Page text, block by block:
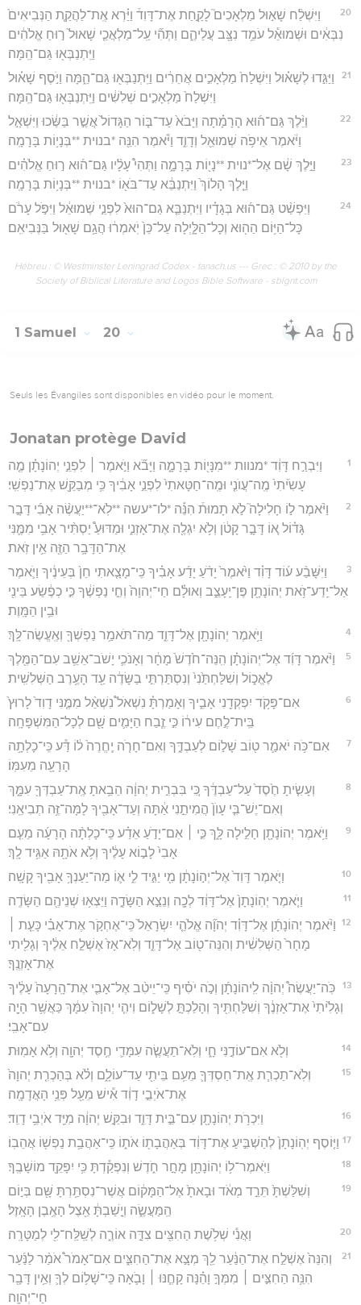
20
וַיִּשְׁלַ֨ח שָׁא֣וּל מַלְאָכִים֮ לָקַ֣חַת אֶת־דָּוִד֒ וַיַּ֗רְא אֶֽת־לַהֲקַ֤ת הַנְּבִיאִים֙
נִבְּאִ֔ים וּשְׁמוּאֵ֕ל עֹמֵ֥ד נִצָּ֖ב עֲלֵיהֶ֑ם וַתְּהִ֞י עַֽל־מַלְאֲכֵ֤י שָׁאוּל֙ ר֣וּחַ אֱלֹהִ֔ים
וַיִּֽתְנַבְּא֖וּ גַּם־הֵֽמָּה׃
21
וַיַּגִּ֣דוּ לְשָׁא֗וּל וַיִּשְׁלַח֙ מַלְאָכִ֣ים אֲחֵרִ֔ים וַיִּֽתְנַבְּא֖וּ גַּם־הֵ֑מָּה וַיֹּ֣סֶף שָׁא֗וּל
וַיִּשְׁלַח֙ מַלְאָכִ֣ים שְׁלִשִׁ֔ים וַיִּֽתְנַבְּא֖וּ גַּם־הֵֽמָּה׃
22
וַיֵּ֨לֶךְ גַּם־ה֜וּא הָרָמָ֗תָה וַיָּבֹא֙ עַד־בּ֤וֹר הַגָּדוֹל֙ אֲשֶׁ֣ר בַּשֶּׂ֔כוּ וַיִּשְׁאַ֣ל
וַיֹּ֔אמֶר אֵיפֹ֥ה שְׁמוּאֵ֖ל וְדָוִ֑ד וַיֹּ֕אמֶר הִנֵּ֖ה *בנוית **בְּנָי֥וֹת בָּרָמָֽה׃
23
וַיֵּ֣לֶךְ שָׁ֔ם אֶל־*נוית **נָי֖וֹת בָּרָמָ֑ה וַתְּהִי֩ עָלָ֨יו גַּם־ה֜וּא ר֣וּחַ אֱלֹהִ֗ים
וַיֵּ֤לֶךְ הָלוֹךְ֙ וַיִּתְנַבֵּ֔א עַד־בֹּא֖וֹ *בנוית **בְּנָי֥וֹת בָּרָמָֽה׃
24
וַיִּפְשַׁ֨ט גַּם־ה֜וּא בְּגָדָ֗יו וַיִּתְנַבֵּ֤א גַם־הוּא֙ לִפְנֵ֣י שְׁמוּאֵ֔ל וַיִּפֹּ֣ל עָרֹ֔ם
כָּל־הַיּ֥וֹם הַה֖וּא וְכָל־הַלָּ֑יְלָה עַל־כֵּן֙ יֹֽאמְר֔וּ הֲגַ֥ם שָׁא֖וּל בַּנְּבִיאִֽם׃
Hébreu : © Westminster Leningrad Codex - tanach.us --- Grec : © 2010 by the
Society of Biblical Literature and Logos Bible Software - sblgnt.com
1 Samuel 20
Seuls les Évangiles sont disponibles en vidéo pour le moment.
Jonatan protège David
1
וַיִּבְרַ֣ח דָּוִ֔ד *מנוות **מִנָּי֖וֹת בָּרָמָ֑ה וַיָּבֹ֞א וַיֹּ֣אמֶר ׀ לִפְנֵ֣י יְהוֹנָתָ֗ן מֶ֤ה
עָשִׂ֙יתִי֙ מֶֽה־עֲוֺנִ֤י וּמֶֽה־חַטָּאתִי֙ לִפְנֵ֣י אָבִ֔יךָ כִּ֥י מְבַקֵּ֖שׁ אֶת־נַפְשִֽׁי׃
2
וַיֹּ֨אמֶר ל֣וֹ חָלִילָה֮ לֹ֣א תָמוּת֒ הִנֵּ֡ה *לו־*עשה **לֹֽא־**יַעֲשֶׂ֨ה אָבִ֜י דָּבָ֣ר
גָּד֗וֹל א֚וֹ דָּבָ֣ר קָטֹ֔ן וְלֹ֥א יִגְלֶ֖ה אֶת־אָזְנִ֑י וּמַדּוּעַ֩ יַסְתִּ֨יר אָבִ֥י מִמֶּ֛נִּי
אֶת־הַדָּבָ֥ר הַזֶּ֖ה אֵ֥ין זֹֽאת׃
3
וַיִּשָּׁבַ֨ע ע֜וֹד דָּוִ֗ד וַיֹּ֙אמֶר֙ יָדֹ֨עַ יָדַ֜ע אָבִ֗יךָ כִּֽי־מָצָ֤אתִי חֵן֙ בְּעֵינֶ֔יךָ וַיֹּ֛אמֶר
אַל־יֵֽדַע־זֹ֥את יְהוֹנָתָ֖ן פֶּן־יֵֽעָצֵ֑ב וְאוּלָ֗ם חַי־יְהוָה֙ וְחֵ֣י נַפְשֶׁ֔ךָ כִּ֣י כְפֶ֔שַׂע בֵּינִ֖י
וּבֵ֥ין הַמָּֽוֶת׃
4 וַיֹּ֥אמֶר יְהוֹנָתָ֖ן אֶל־דָּוִ֑ד מַה־תֹּאמַ֥ר נַפְשְׁךָ֖ וְאֶֽעֱשֶׂה־לָּֽךְ׃
5
וַיֹּ֨אמֶר דָּוִ֜ד אֶל־יְהוֹנָתָ֗ן הִֽנֵּה־חֹ֙דֶשׁ֙ מָחָ֔ר וְאָנֹכִ֛י יָשֹׁב־אֵשֵׁ֥ב עִם־הַמֶּ֖לֶךְ
לֶאֱכ֑וֹל וְשִׁלַּחְתַּ֙נִי֙ וְנִסְתַּרְתִּ֣י בַשָּׂדֶ֔ה עַ֖ד הָעֶ֥רֶב הַשְּׁלִשִֽׁית׃
6
אִם־פָּקֹ֥ד יִפְקְדֵ֖נִי אָבִ֑יךָ וְאָמַרְתָּ֗ נִשְׁאֹל֩ נִשְׁאַ֨ל מִמֶּ֤נִּי דָוִד֙ לָרוּץ֙
בֵּֽית־לֶ֣חֶם עִיר֔וֹ כִּ֣י זֶ֧בַח הַיָּמִ֛ים שָׁ֖ם לְכָל־הַמִּשְׁפָּחָֽה׃
7
אִם־כֹּ֥ה יֹאמַ֛ר ט֖וֹב שָׁל֣וֹם לְעַבְדֶּ֑ךָ וְאִם־חָרֹ֤ה יֶֽחֱרֶה֙ ל֔וֹ דַּ֕ע כִּֽי־כָלְתָ֥ה
הָרָעָ֖ה מֵעִמּֽוֹ׃
8
וְעָשִׂ֤יתָ חֶ֙סֶד֙ עַל־עַבְדֶּ֔ךָ כִּ֚י בִּבְרִ֣ית יְהוָ֔ה הֵבֵ֥אתָ אֶֽת־עַבְדְּךָ֖ עִמָּ֑ךְ
וְאִם־יֶשׁ־בִּ֤י עָוֺן֙ הֲמִיתֵ֣נִי אַ֔תָּה וְעַד־אָבִ֖יךָ לָמָּה־זֶּ֥ה תְבִיאֵֽנִי׃
9
וַיֹּ֥אמֶר יְהוֹנָתָ֖ן חָלִ֣ילָה לָּ֑ךְ כִּ֣י ׀ אִם־יָדֹ֣עַ אֵדַ֗ע כִּֽי־כָלְתָ֨ה הָרָעָ֜ה מֵעִ֤ם
אָבִי֙ לָב֣וֹא עָלֶ֔יךָ וְלֹ֥א אֹתָ֖הּ אַגִּ֥יד לָֽךְ׃
10 וַיֹּ֤אמֶר דָּוִד֙ אֶל־יְה֣וֹנָתָ֔ן מִ֖י יַגִּ֣יד לִ֑י א֛וֹ מַה־יַּעַנְךָ֥ אָבִ֖יךָ קָשָֽׁה׃
11 וַיֹּ֤אמֶר יְהֽוֹנָתָן֙ אֶל־דָּוִ֔ד לְכָ֖ה וְנֵצֵ֣א הַשָּׂדֶ֑ה וַיֵּצְא֥וּ שְׁנֵיהֶ֖ם הַשָּׂדֶֽה׃
12
וַיֹּ֨אמֶר יְהוֹנָתָ֜ן אֶל־דָּוִ֗ד יְהוָ֞ה אֱלֹהֵ֤י יִשְׂרָאֵל֙ כִּֽי־אֶחְקֹ֣ר אֶת־אָבִ֗י כָּעֵ֤ת ׀
מָחָר֙ הַשְּׁלִשִׁ֔ית וְהִנֵּה־ט֖וֹב אֶל־דָּוִ֑ד וְלֹֽא־אָז֙ אֶשְׁלַ֣ח אֵלֶ֔יךָ וְגָלִ֖יתִי
אֶת־אָזְנֶֽךָ׃
13
כֹּֽה־יַעֲשֶׂה֩ יְהוָ֨ה לִֽיהוֹנָתָ֜ן וְכֹ֣ה יֹסִ֗יף כִּֽי־יֵיטִ֨ב אֶל־אָבִ֤י אֶת־הָֽרָעָה֙ עָלֶ֔יךָ
וְגָלִ֙יתִי֙ אֶת־אָזְנֶ֔ךָ וְשִׁלַּחְתִּ֖יךָ וְהָלַכְתָּ֣ לְשָׁל֑וֹם וִיהִ֤י יְהוָה֙ עִמָּ֔ךְ כַּאֲשֶׁ֥ר הָיָ֖ה
עִם־אָבִֽי׃
14 וְלֹ֖א אִם־עוֹדֶ֣נִּי חָ֑י וְלֹֽא־תַעֲשֶׂ֧ה עִמָּדִ֛י חֶ֥סֶד יְהוָ֖ה וְלֹ֥א אָמֽוּת׃
15
וְלֹֽא־תַכְרִ֧ת אֶֽת־חַסְדְּךָ֛ מֵעִ֥ם בֵּיתִ֖י עַד־עוֹלָ֑ם וְלֹ֗א בְּהַכְרִ֤ת יְהוָה֙
אֶת־אֹיְבֵ֣י דָוִ֔ד אִ֕ישׁ מֵעַ֖ל פְּנֵ֥י הָאֲדָמָֽה׃
16 וַיִּכְרֹ֥ת יְהוֹנָתָ֖ן עִם־בֵּ֣ית דָּוִ֑ד וּבִקֵּ֣שׁ יְהוָ֔ה מִיַּ֖ד אֹיְבֵ֥י דָוִֽד׃
17 וַיּ֤וֹסֶף יְהֽוֹנָתָן֙ לְהַשְׁבִּ֣יעַ אֶת־דָּוִ֔ד בְּאַהֲבָת֖וֹ אֹת֑וֹ כִּֽי־אַהֲבַ֥ת נַפְשׁ֖וֹ אֲהֵבֽוֹ׃
18 וַיֹּֽאמֶר־ל֥וֹ יְהוֹנָתָ֖ן מָחָ֣ר חֹ֑דֶשׁ וְנִפְקַ֕דְתָּ כִּ֥י יִפָּקֵ֖ד מוֹשָׁבֶֽךָ׃
19
וְשִׁלַּשְׁתָּ֙ תֵּרֵ֣ד מְאֹ֔ד וּבָאתָ֙ אֶל־הַמָּק֔וֹם אֲשֶׁר־נִסְתַּ֥רְתָּ שָּׁ֖ם בְּי֣וֹם
הַֽמַּעֲשֶׂ֑ה וְיָ֣שַׁבְתָּ֔ אֵ֖צֶל הָאֶ֥בֶן הָאָֽזֶל׃
20 וַאֲנִ֕י שְׁלֹ֥שֶׁת הַחִצִּ֖ים צִדָּ֣ה אוֹרֶ֑ה לְשַֽׁלַּֽח־לִ֖י לְמַטָּרָֽה׃
21
וְהִנֵּה֙ אֶשְׁלַ֣ח אֶת־הַנַּ֔עַר לֵ֖ךְ מְצָ֣א אֶת־הַחִצִּ֑ים אִם־אָמֹר֩ אֹמַ֨ר לַנַּ֜עַר
הִנֵּ֥ה הַחִצִּ֣ים ׀ מִמְּךָ֣ וָהֵ֗נָּה קָחֶ֧נּוּ ׀ וָבֹ֛אָה כִּֽי־שָׁל֥וֹם לְךָ֛ וְאֵ֥ין דָּבָ֖ר
חַי־יְהוָֽה׃